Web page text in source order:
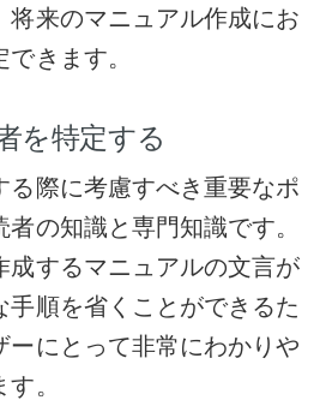
将来のマニュアル作成にお
きます。
を特定する
る際に考慮すべき重要なポ
の知識と専門知識です。
成するマニュアルの文言が
手順を省くことができるた
ーにとって非常にわかりや
。